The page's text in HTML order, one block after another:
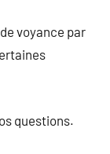
voyance par
questions.